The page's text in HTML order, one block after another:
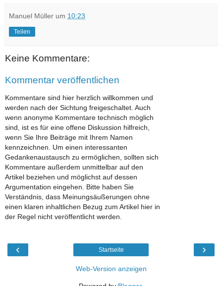
Manuel Müller um 10:23
Teilen
Keine Kommentare:
Kommentar veröffentlichen
Kommentare sind hier herzlich willkommen und
werden nach der Sichtung freigeschaltet. Auch
wenn anonyme Kommentare technisch möglich
sind, ist es für eine offene Diskussion hilfreich,
wenn Sie Ihre Beiträge mit Ihrem Namen
kennzeichnen. Um einen interessanten
Gedankenaustausch zu ermöglichen, sollten sich
Kommentare außerdem unmittelbar auf den
Artikel beziehen und möglichst auf dessen
Argumentation eingehen. Bitte haben Sie
Verständnis, dass Meinungsäußerungen ohne
einen klaren inhaltlichen Bezug zum Artikel hier in
der Regel nicht veröffentlicht werden.
‹ ›
Startseite
Web-Version anzeigen